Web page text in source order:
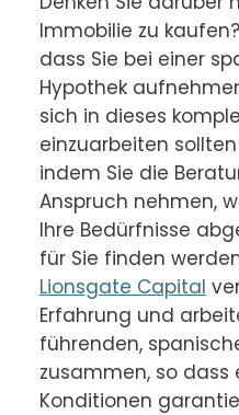
Immobilie zu
dass Sie bei einer
Hypothek
sich in dieses
einzuarbeiten
indem Sie die
Anspruch nehmen,
Ihre Bedürfnisse
Lionsgate Capital
Erfahrung und
führenden,
zusammen, so dass
Konditionen